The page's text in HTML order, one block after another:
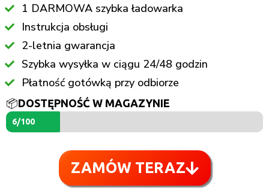
1 DARMOWA szybka ładowarka
Instrukcja obsługi
2-letnia gwarancja
Szybka wysyłka w ciągu 24/48 godzin
Płatność gotówką przy odbiorze
📦DOSTĘPNOŚĆ W MAGAZYNIE
6/100
ZAMÓW TERAZ